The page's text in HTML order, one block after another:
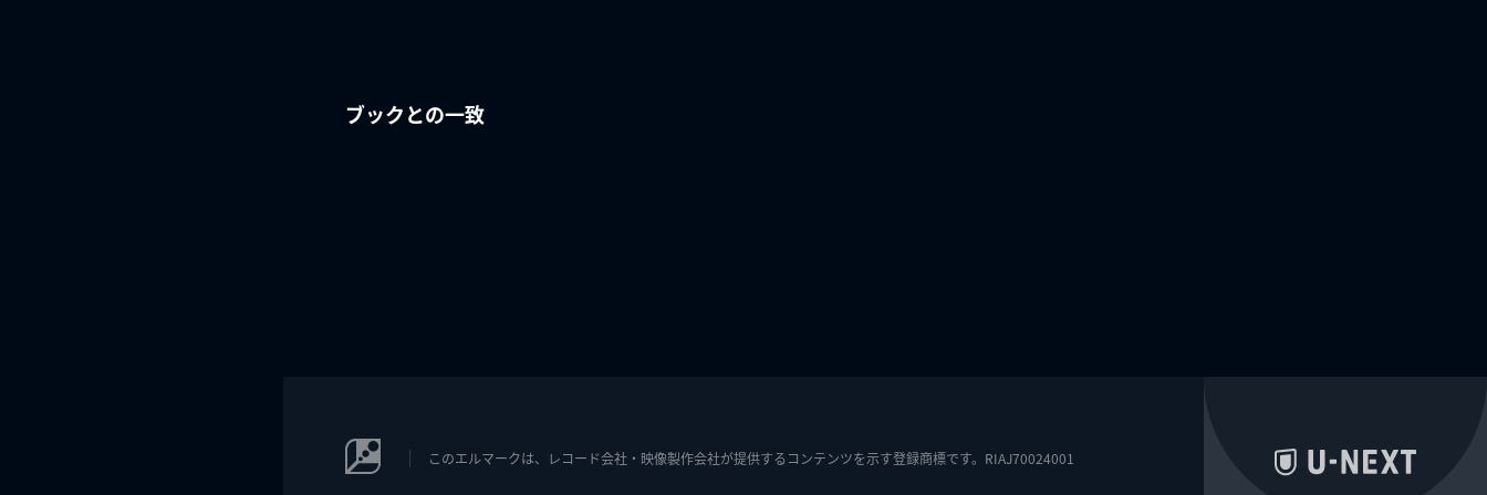
ブックとの一致
このエルマークは、レコード会社・映像製作会社が提供するコンテンツを示す登録商標です。RIAJ70024001